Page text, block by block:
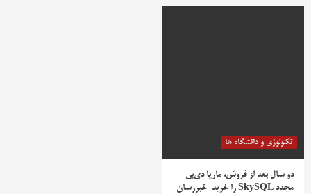
تکنولوژی و دانشگاه ها
دو سال بعد از فروش، ماریا دی‌بی
مجدد SkySQL را خرید_خبررسان